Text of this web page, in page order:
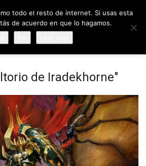
de Iradekhorne"
todo el resto de internet. Si usas esta
de acuerdo en que lo hagamos.